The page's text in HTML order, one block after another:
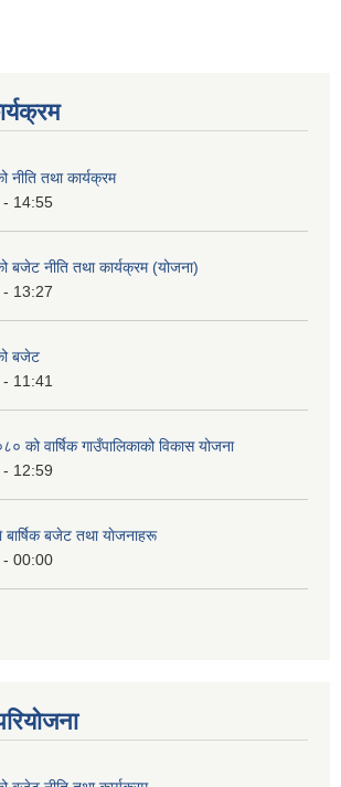
तथा कार्यक्रम
14:55
नीति तथा कार्यक्रम (योजना)
13:27
बजेट
11:41
को वार्षिक गाउँपालिकाको विकास योजना
12:59
बजेट तथा याेजनाहरू
00:00